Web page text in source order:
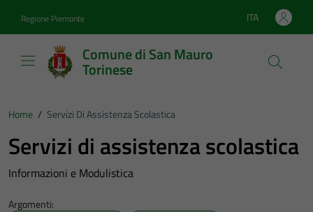
Regione Piemonte Lingua attiva:
ITA
Comune di San Mauro
Torinese
Home / Servizi Di Assistenza Scolastica
Servizi di assistenza scolastica
Informazioni e Modulistica
Argomenti: